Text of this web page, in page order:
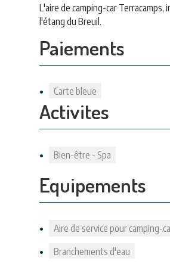
L'aire de camping-car
l'étang du Breuil.
Paiements
Carte bleue
Activites
Bien-être - Spa
Equipements
Aire de service pour camping-
Branchements d'eau